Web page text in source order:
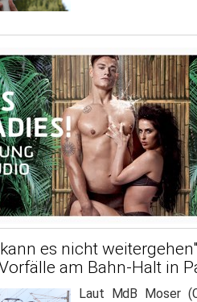
es nicht
am Bahn-Halt in
Laut MdB Moser